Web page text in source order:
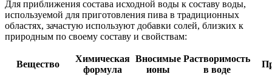
Для приближения состава исходной воды к составу воды,
используемой для приготовления пива в традиционных
областях, зачастую используют добавки солей, близких к
природным по своему составу и свойствам:
Вещество
Химическая
формула
Вносимые
ионы
Растворимость
в воде